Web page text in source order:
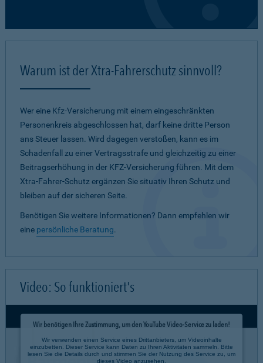
Warum ist der Xtra-Fahrerschutz sinnvoll?
Wer eine Kfz-Versicherung mit einem eingeschränkten
Personenkreis abgeschlossen hat, darf keine dritte Person
ans Steuer lassen. Wird dagegen verstoßen, kann es im
Schadenfall zu einer Vertragsstrafe und gleichzeitig zu einer
Beitragserhöhung in der KFZ-Versicherung führen. Mit dem
Xtra-Fahrer-Schutz ergänzen Sie situativ Ihren Schutz und
bleiben auf der sicheren Seite.
Benötigen Sie weitere Informationen? Dann empfehlen wir
eine persönliche Beratung.
Video: So funktioniert's
Wir benötigen Ihre Zustimmung, um den YouTube Video-Service zu laden!
Wir verwenden einen Service eines Drittanbieters, um Videoinhalte
einzubetten. Dieser Service kann Daten zu Ihren Aktivitäten sammeln. Bitte
lesen Sie die Details durch und stimmen Sie der Nutzung des Service zu, um
dieses Video anzusehen.